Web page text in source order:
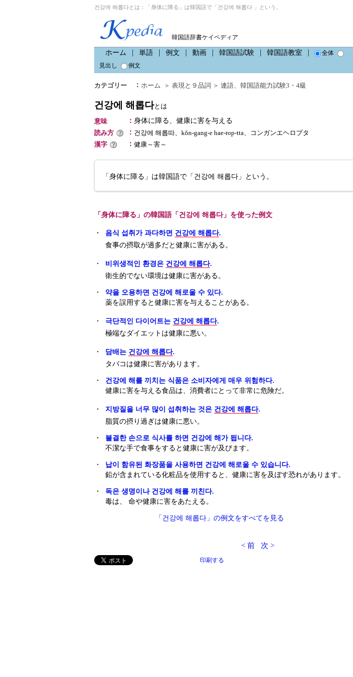
건강에 해롭다とは：「身体に障る」は韓国語で「건강에 해롭다 」という。
韓国語辞書ケイペディア
ホーム 単語 例文 動画 韓国語試験 韓国語教室
全体
見出し
例文
カテゴリー ： ホーム ＞ 表現と９品詞 ＞ 連語、 韓国語能力試験3・4級
건강에 해롭다とは
意味
： 身体に障る、健康に害を与える
読み方
： 건강에 해롭따、kŏn-gang-e hae-rop-tta、コンガンエヘロプタ
漢字
： 健康～害～
「身体に障る」は韓国語で「건강에 해롭다」という。
「身体に障る」の韓国語「건강에 해롭다」を使った例文
・ 음식 섭취가 과다하면 건강에 해롭다.
食事の摂取が過多だと健康に害がある。
・ 비위생적인 환경은 건강에 해롭다.
衛生的でない環境は健康に害がある。
・
약을 오용하면 건강에 해로울 수 있다.
薬を誤用すると健康に害を与えることがある。
・ 극단적인 다이어트는 건강에 해롭다.
極端なダイエットは健康に悪い。
・ 담배는 건강에 해롭다.
タバコは健康に害があります。
・
건강에 해를 끼치는 식품은 소비자에게 매우 위험하다.
健康に害を与える食品は、消費者にとって非常に危険だ。
・ 지방질을 너무 많이 섭취하는 것은 건강에 해롭다.
脂質の摂り過ぎは健康に悪い。
・
불결한 손으로 식사를 하면 건강에 해가 됩니다.
不潔な手で食事をすると健康に害が及びます。
・
납이 함유된 화장품을 사용하면 건강에 해로울 수 있습니다.
鉛が含まれている化粧品を使用すると、健康に害を及ぼす恐れがあります。
・
독은 생명이나 건강에 해를 끼친다.
毒は、 命や健康に害をあたえる。
「건강에 해롭다」の例文をすべてを見る
< 前 次 >
印刷する